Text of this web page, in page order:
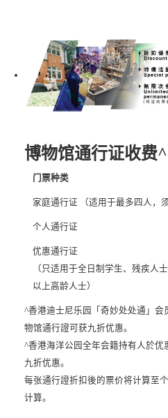
博物馆通行证收费^
门票种类
家庭通行证 （适用于最多四人，
个人通行证
优惠通行证
（只适用于全日制学生、残疾人
以上高龄人士）
^香港迪士尼乐园「奇妙处处通」会
物馆通行證可获九折优惠。
^香港海洋公园全年会籍持有人於优
九折优惠。
每张通行證折扣後的票价将计算至
计算。